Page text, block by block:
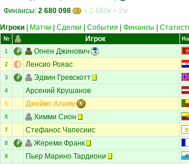
Финансы: 2 680 098 = 2 680к = 2м
Игроки Матчи Сделки События Финансы
№ Игрок
1 Огнен Джинович
2 Ленсио Рояас
3 Эдвин Гревскотт
4 Арсений Крушанов
5 Джеймс Аламу
6 Химми Сион
7 Стефанос Чапесиис
8 Жереми Франк
9 Пьер Марино Тардиони